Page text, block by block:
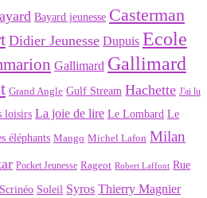
Bayard jeunesse Casterman
Didier Jeunesse Dupuis Ecole
Gallimard Gallimard
Grand Angle Gulf Stream Hachette J'ai lu
loisirs La joie de lire Le Lombard Le
éléphants Mango Michel Lafon Milan
Pocket Jeunesse Rageot Robert Laffont Rue
Scrinéo Soleil Syros Thierry Magnier